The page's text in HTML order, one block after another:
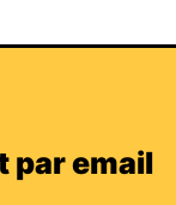
par email